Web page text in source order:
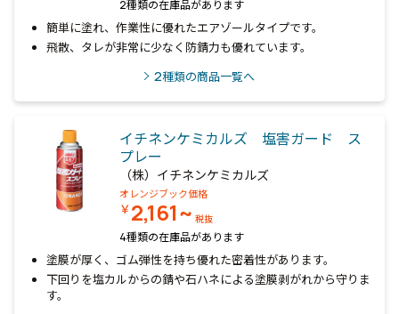
2種類の在庫品があります
簡単に塗れ、作業性に優れたエアゾールタイプです。
飛散、タレが非常に少なく防錆力も優れています。
2種類の商品一覧へ
イチネンケミカルズ 塩害ガード ス
プレー
（株）イチネンケミカルズ
オレンジブック価格
￥2,161~ 税抜
4種類の在庫品があります
塗膜が厚く、ゴム弾性を持ち優れた密着性があります。
下回りを塩カルからの錆や石ハネによる塗膜剥がれから守りま
す。